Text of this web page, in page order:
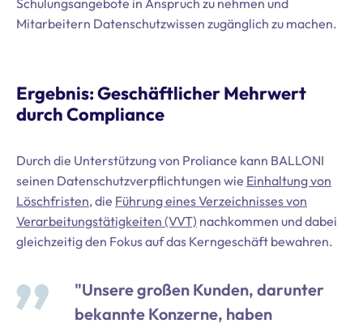
Schulungsangebote in Anspruch zu nehmen und
Mitarbeitern Datenschutzwissen zugänglich zu machen.
Ergebnis: Geschäftlicher Mehrwert
durch Compliance
Durch die Unterstützung von Proliance kann BALLONI
seinen Datenschutzverpflichtungen wie Einhaltung von
Löschfristen, die Führung eines Verzeichnisses von
Verarbeitungstätigkeiten (VVT) nachkommen und dabei
gleichzeitig den Fokus auf das Kerngeschäft bewahren.
"Unsere großen Kunden, darunter
bekannte Konzerne, haben